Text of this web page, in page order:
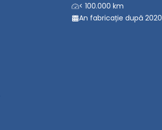
< 100.000 km
An fabricație după 2020